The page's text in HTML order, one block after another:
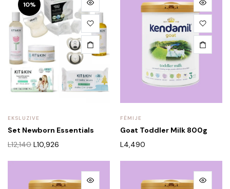
10%
EKSLUZIVE
Set Newborn Essentials
L12,140 L10,926
FËMIJE
Goat Toddler Milk 800g
L4,490